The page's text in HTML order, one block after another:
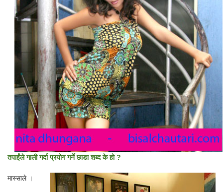
तपाईंले गाली गर्दा प्रयोग गर्ने छाडा शब्द के हो ?
मास्साले ।